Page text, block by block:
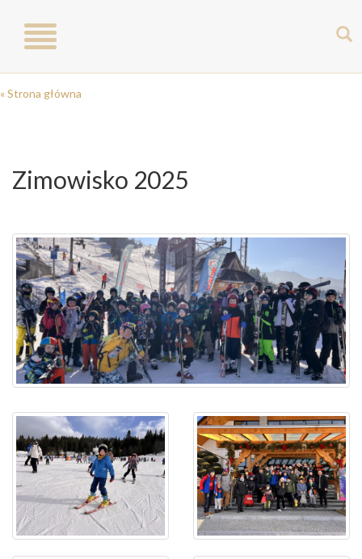
Toggle
navigation
« Strona główna
Zimowisko 2025